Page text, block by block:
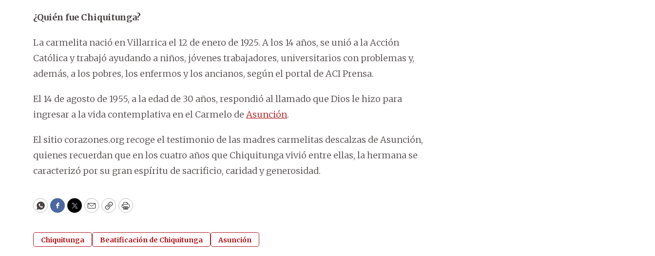
¿Quién fue Chiquitunga?
La carmelita nació en Villarrica el 12 de enero de 1925. A los 14 años, se unió a la Acción
Católica y trabajó ayudando a niños, jóvenes trabajadores, universitarios con problemas y,
además, a los pobres, los enfermos y los ancianos, según el portal de ACI Prensa.
El 14 de agosto de 1955, a la edad de 30 años, respondió al llamado que Dios le hizo para
ingresar a la vida contemplativa en el Carmelo de Asunción.
El sitio corazones.org recoge el testimonio de las madres carmelitas descalzas de Asunción,
quienes recuerdan que en los cuatro años que Chiquitunga vivió entre ellas, la hermana se
caracterizó por su gran espíritu de sacrificio, caridad y generosidad.
WhatsApp
Facebook
Twitter
EmailCopyPrint
Chiquitunga Beatificación de Chiquitunga Asunción